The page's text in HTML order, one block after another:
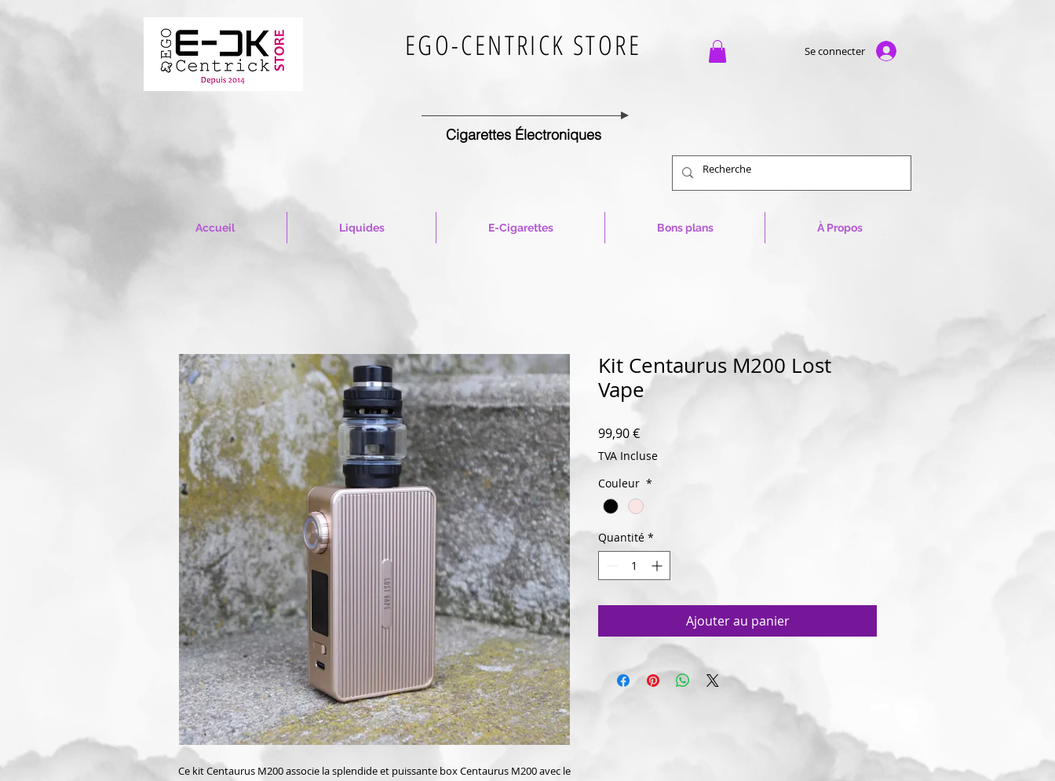
EGO-CENTRICK STORE Se connecter
Cigarettes Électroniques
Accueil Liquides E-Cigarettes Bons plans À Propos
Ce kit Centaurus M200 associe la splendide et puissante box Centaurus M200 avec le
Kit Centaurus M200 Lost
Vape
99,90 €Prix
TVA Incluse
Couleur *
Quantité *
Ajouter au panier